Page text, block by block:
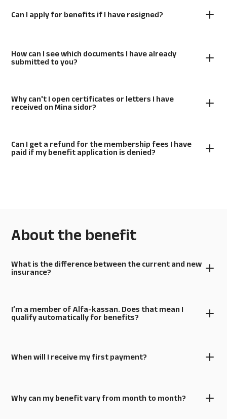
Can I apply for benefits if I have resigned?
How can I see which documents I have already
submitted to you?
Why can't I open certificates or letters I have
received on Mina sidor?
Can I get a refund for the membership fees I have
paid if my benefit application is denied?
About the benefit
What is the difference between the current and new
insurance?
I’m a member of Alfa-kassan. Does that mean I
qualify automatically for benefits?
When will I receive my first payment?
Why can my benefit vary from month to month?